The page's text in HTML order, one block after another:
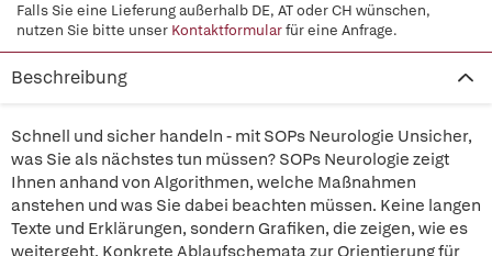
Falls Sie eine Lieferung außerhalb DE, AT oder CH wünschen,
nutzen Sie bitte unser Kontaktformularfür eine Anfrage.
Beschreibung
Schnell und sicher handeln - mit SOPs Neurologie Unsicher,
was Sie als nächstes tun müssen? SOPs Neurologie zeigt
Ihnen anhand von Algorithmen, welche Maßnahmen
anstehen und was Sie dabei beachten müssen. Keine langen
Texte und Erklärungen, sondern Grafiken, die zeigen, wie es
weitergeht. Konkrete Ablaufschemata zur Orientierung für